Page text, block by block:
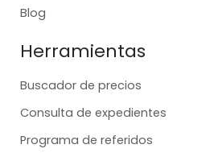
Blog
Herramientas
Buscador de precios
Consulta de expedientes
Programa de referidos